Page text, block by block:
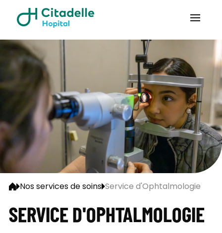
Nos services de soins Service d'Ophtalmologie
SERVICE D'OPHTALMOLOGIE